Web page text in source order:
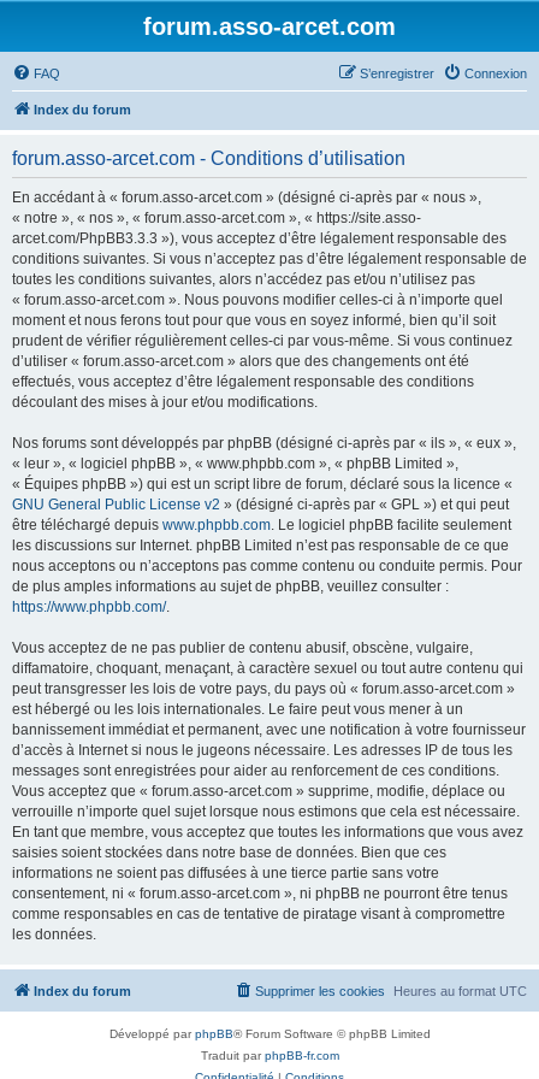
forum.asso-arcet.com
FAQ Connexion
S’enregistrer
Index du forum
forum.asso-arcet.com - Conditions d’utilisation
En accédant à « forum.asso-arcet.com » (désigné ci-après par « nous »,
« notre », « nos », « forum.asso-arcet.com », « https://site.asso-
arcet.com/PhpBB3.3.3 »), vous acceptez d’être légalement responsable des
conditions suivantes. Si vous n’acceptez pas d’être légalement responsable de
toutes les conditions suivantes, alors n’accédez pas et/ou n’utilisez pas
« forum.asso-arcet.com ». Nous pouvons modifier celles-ci à n’importe quel
moment et nous ferons tout pour que vous en soyez informé, bien qu’il soit
prudent de vérifier régulièrement celles-ci par vous-même. Si vous continuez
d’utiliser « forum.asso-arcet.com » alors que des changements ont été
effectués, vous acceptez d’être légalement responsable des conditions
découlant des mises à jour et/ou modifications.
Nos forums sont développés par phpBB (désigné ci-après par « ils », « eux »,
« leur », « logiciel phpBB », « www.phpbb.com », « phpBB Limited »,
« Équipes phpBB ») qui est un script libre de forum, déclaré sous la licence «
GNU General Public License v2 » (désigné ci-après par « GPL ») et qui peut
être téléchargé depuis www.phpbb.com. Le logiciel phpBB facilite seulement
les discussions sur Internet. phpBB Limited n’est pas responsable de ce que
nous acceptons ou n’acceptons pas comme contenu ou conduite permis. Pour
de plus amples informations au sujet de phpBB, veuillez consulter :
https://www.phpbb.com/.
Vous acceptez de ne pas publier de contenu abusif, obscène, vulgaire,
diffamatoire, choquant, menaçant, à caractère sexuel ou tout autre contenu qui
peut transgresser les lois de votre pays, du pays où « forum.asso-arcet.com »
est hébergé ou les lois internationales. Le faire peut vous mener à un
bannissement immédiat et permanent, avec une notification à votre fournisseur
d’accès à Internet si nous le jugeons nécessaire. Les adresses IP de tous les
messages sont enregistrées pour aider au renforcement de ces conditions.
Vous acceptez que « forum.asso-arcet.com » supprime, modifie, déplace ou
verrouille n’importe quel sujet lorsque nous estimons que cela est nécessaire.
En tant que membre, vous acceptez que toutes les informations que vous avez
saisies soient stockées dans notre base de données. Bien que ces
informations ne soient pas diffusées à une tierce partie sans votre
consentement, ni « forum.asso-arcet.com », ni phpBB ne pourront être tenus
comme responsables en cas de tentative de piratage visant à compromettre
les données.
Index du forum Heures au format UTC
Supprimer les cookies
Développé parphpBB® Forum Software © phpBB Limited
Traduit parphpBB-fr.com